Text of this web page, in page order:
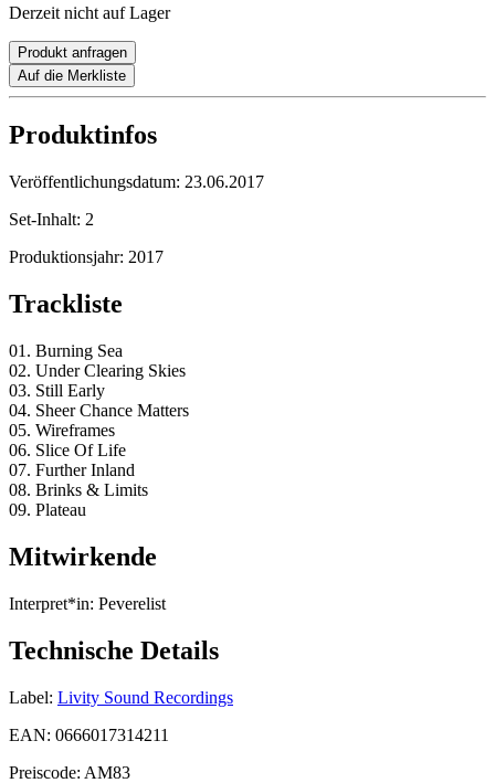
Derzeit nicht auf Lager
Produkt anfragen
Auf die Merkliste
Produktinfos
Veröffentlichungsdatum: 23.06.2017
Set-Inhalt: 2
Produktionsjahr: 2017
Trackliste
01. Burning Sea
02. Under Clearing Skies
03. Still Early
04. Sheer Chance Matters
05. Wireframes
06. Slice Of Life
07. Further Inland
08. Brinks & Limits
09. Plateau
Mitwirkende
Interpret*in: Peverelist
Technische Details
Label: Livity Sound Recordings
EAN: 0666017314211
Preiscode: AM83